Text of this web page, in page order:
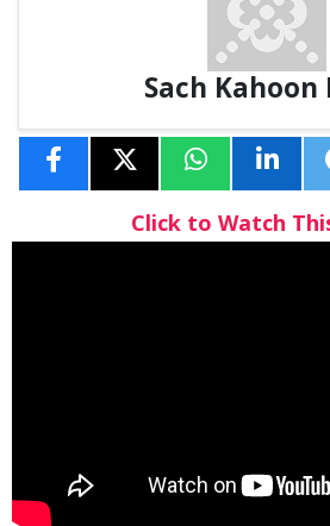
Sach Kahoon
Click to Watch